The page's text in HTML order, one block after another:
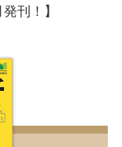
刊！】